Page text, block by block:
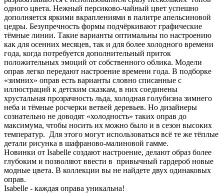
одного цвета. Нежный персиково-чайный цвет успешно
дополняется яркими вкраплениями в палитре апельсиновой
цедры. Безупречность формы подчёркивают графические
тёмные линии. Такие варианты оптимальны по настроению
как для осенних месяцев, так и для более холодного времени
года, когда потребуется дополнительный приток
положительных эмоций от собственного облика. Модели
оправ легко передают настроение времени года. В подборке
«зимних» оправ есть варианты словно списанные с
иллюстраций к детским сказкам, в них соединены
хрустальная прозрачность льда, холодная голубизна зимнего
неба и тёмные росчерки ветвей деревьев. Но дизайнеры
сознательно не доводят «холодность» таких оправ до
максимума, чтобы носить их можно было и в сезон высоких
температур. Для этого могут использоваться всё те же тёплые
детали рисунка в шафраново-малиновой гамме.
Новинки от Isabelle создают настроение, делают образ более
глубоким и позволяют ввести в привычный гардероб новые
модные цвета. В коллекции вы не найдете двух одинаковых
оправ.
Isabelle - каждая оправа уникальна!